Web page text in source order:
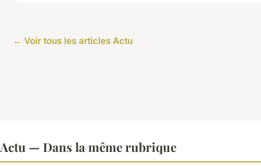
← Voir tous les articles Actu
Actu — Dans la même rubrique